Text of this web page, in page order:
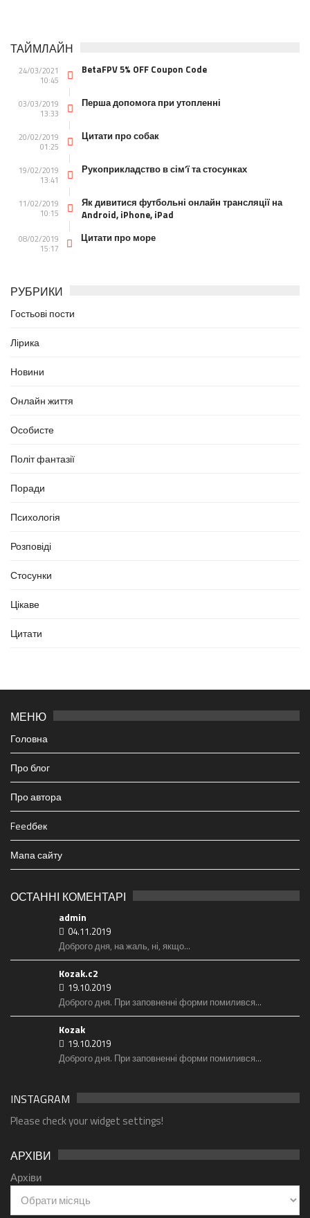
ТАЙМЛАЙН
24/03/2021
10:45
BetaFPV 5% OFF Coupon Code
03/03/2019
13:33
Перша допомога при утопленні
20/02/2019
01:25
Цитати про собак
19/02/2019
13:41
Рукоприкладство в сім’ї та стосунках
11/02/2019
10:15
Як дивитися футбольні онлайн трансляції на
Android, iPhone, iPad
08/02/2019
15:17
Цитати про море
РУБРИКИ
Гостьові пости
Лірика
Новини
Онлайн життя
Особисте
Політ фантазії
Поради
Психологія
Розповіді
Стосунки
Цікаве
Цитати
МЕНЮ
Головна
Про блог
Про автора
Feedбек
Мапа сайту
ОСТАННІ КОМЕНТАРІ
admin
04.11.2019
Доброго дня, на жаль, ні, якщо...
Kozak.c2
19.10.2019
Доброго дня. При заповненні форми помилився...
Kozak
19.10.2019
Доброго дня. При заповненні форми помилився...
INSTAGRAM
Please check your widget settings!
АРХІВИ
Архіви